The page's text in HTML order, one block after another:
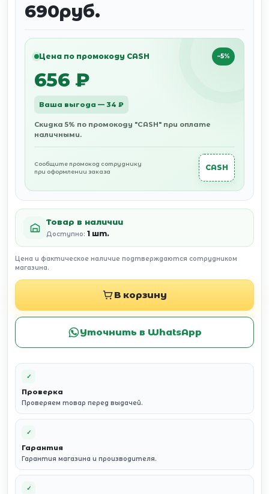
690руб.
Цена по промокоду CASH −5%
656 ₽
Ваша выгода — 34 ₽
Скидка 5% по промокоду "CASH" при оплате
наличными.
Сообщите промокод сотруднику
при оформлении заказа
CASH
Товар в наличии
Доступно: 1 шт.
Цена и фактическое наличие подтверждаются сотрудником
магазина.
В корзину
Уточнить в WhatsApp
✓
Проверка
Проверяем товар перед выдачей.
✓
Гарантия
Гарантия магазина и производителя.
✓